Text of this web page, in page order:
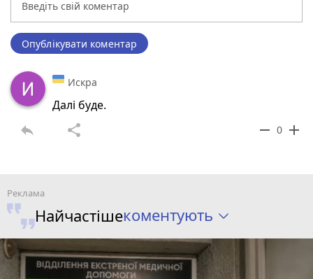
Опублікувати коментар
Искра
Далі буде.
reply share remove 0 add
Найчастішекоментують